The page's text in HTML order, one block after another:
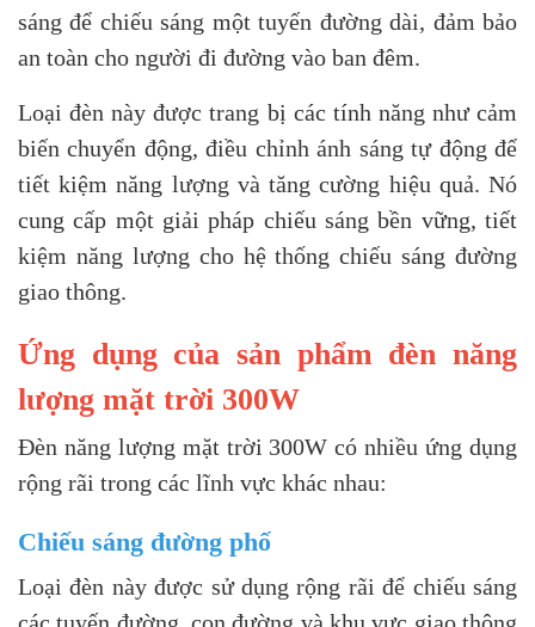
sáng để chiếu sáng một tuyến đường dài, đảm bảo
an toàn cho người đi đường vào ban đêm.
Loại đèn này được trang bị các tính năng như cảm
biến chuyển động, điều chỉnh ánh sáng tự động để
tiết kiệm năng lượng và tăng cường hiệu quả. Nó
cung cấp một giải pháp chiếu sáng bền vững, tiết
kiệm năng lượng cho hệ thống chiếu sáng đường
giao thông.
Ứng dụng của sản phẩm đèn năng
lượng mặt trời 300W
Đèn năng lượng mặt trời 300W có nhiều ứng dụng
rộng rãi trong các lĩnh vực khác nhau:
Chiếu sáng đường phố
Loại đèn này được sử dụng rộng rãi để chiếu sáng
các tuyến đường, con đường và khu vực giao thông